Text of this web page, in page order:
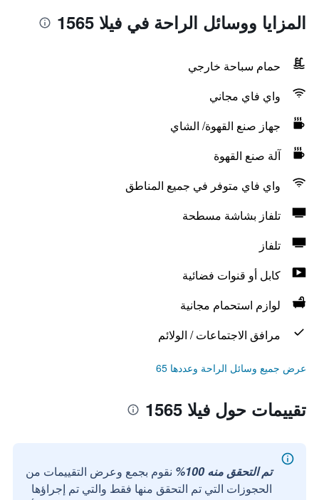
المزايا ووسائل الراحة في فيلا 1565
حمام سباحة خارجي
واي فاي مجاني
جهاز صنع القهوة/ الشاي
آلة صنع القهوة
واي فاي متوفر في جميع المناطق
تلفاز بشاشة مسطحة
تلفاز
كابل أو قنوات فضائية
لوازم استحمام مجانية
مرافق الاجتماعات / الولائم
عرض جميع وسائل الراحة وعددها 65
تقييمات حول فيلا 1565
تم التحقق منه 100%
نقوم بجمع وعرض التقييمات من
الحجوزات التي تم التحقق منها فقط والتي تم إجراؤها